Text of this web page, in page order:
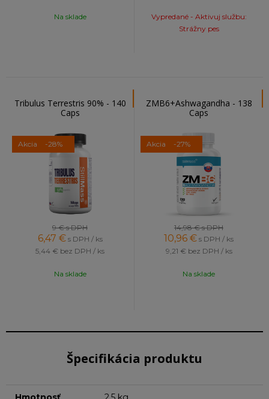
Na sklade
Vypredané - Aktivuj službu:
Strážny pes
Tribulus Terrestris 90% - 140
Caps
Akcia -28%
9 €s DPH
6,47 € s DPH / ks
5,44 € bez DPH / ks
Na sklade
ZMB6+Ashwagandha - 138
Caps
Akcia -27%
14,98 €s DPH
10,96 € s DPH / ks
9,21 € bez DPH / ks
Na sklade
Špecifikácia produktu